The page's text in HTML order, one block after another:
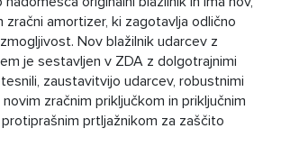
zračni amortizer, ki zagotavlja odlično
Nov blažilnik udarcev z
je sestavljen v ZDA z dolgotrajnimi
zaustavitvijo udarcev, robustnimi
zračnim priključkom in priključnim
prtljažnikom za zaščito